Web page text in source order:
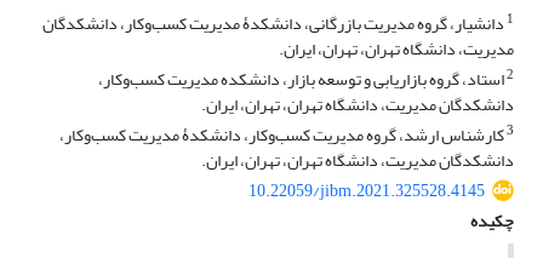
1 دانشیار، گروه مدیریت بازرگانی، دانشکدۀ مدیریت کسب‌وکار، دانشکدگان
مدیریت، دانشگاه تهران، تهران، ایران.
2استاد، گروه بازاریابی و توسعه بازار، دانشکده مدیریت کسب‌وکار،
دانشکدگان مدیریت، دانشگاه تهران، تهران، ایران.
3کارشناس ارشد، گروه مدیریت کسب‌وکار، دانشکدۀ مدیریت کسب‌وکار،
دانشکدگان مدیریت، دانشگاه تهران، تهران، ایران.
10.22059/jibm.2021.325528.4145
چکیده